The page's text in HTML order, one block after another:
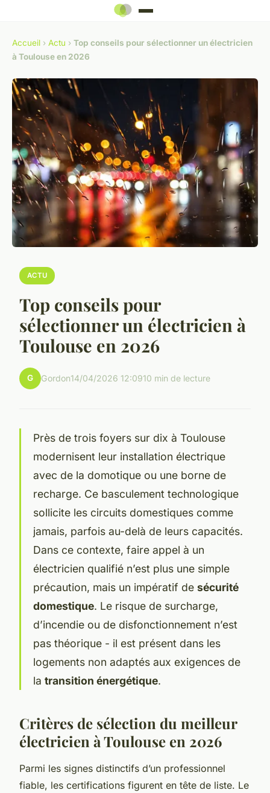
Accueil › Actu › Top conseils pour sélectionner un électricien
à Toulouse en 2026
ACTU
Top conseils pour
sélectionner un électricien à
Toulouse en 2026
G Gordon14/04/2026 12:0910 min de lecture
Près de trois foyers sur dix à Toulouse
modernisent leur installation électrique
avec de la domotique ou une borne de
recharge. Ce basculement technologique
sollicite les circuits domestiques comme
jamais, parfois au-delà de leurs capacités.
Dans ce contexte, faire appel à un
électricien qualifié n’est plus une simple
précaution, mais un impératif de sécurité
domestique. Le risque de surcharge,
d’incendie ou de disfonctionnement n’est
pas théorique - il est présent dans les
logements non adaptés aux exigences de
la transition énergétique.
Critères de sélection du meilleur
électricien à Toulouse en 2026
Parmi les signes distinctifs d’un professionnel
fiable, les certifications figurent en tête de liste. Le